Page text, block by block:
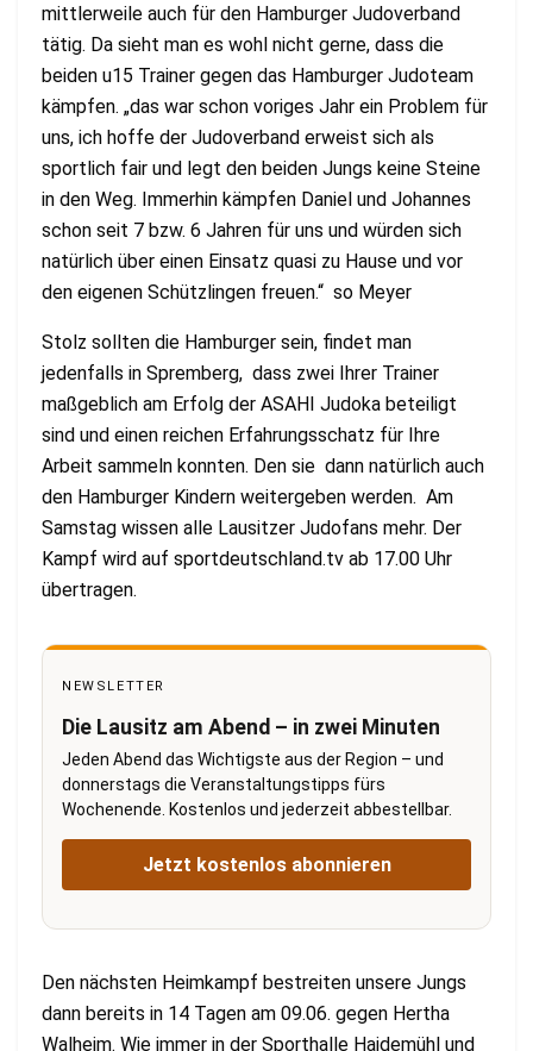
mittlerweile auch für den Hamburger Judoverband
tätig. Da sieht man es wohl nicht gerne, dass die
beiden u15 Trainer gegen das Hamburger Judoteam
kämpfen. „das war schon voriges Jahr ein Problem für
uns, ich hoffe der Judoverband erweist sich als
sportlich fair und legt den beiden Jungs keine Steine
in den Weg. Immerhin kämpfen Daniel und Johannes
schon seit 7 bzw. 6 Jahren für uns und würden sich
natürlich über einen Einsatz quasi zu Hause und vor
den eigenen Schützlingen freuen.“ so Meyer
Stolz sollten die Hamburger sein, findet man
jedenfalls in Spremberg, dass zwei Ihrer Trainer
maßgeblich am Erfolg der ASAHI Judoka beteiligt
sind und einen reichen Erfahrungsschatz für Ihre
Arbeit sammeln konnten. Den sie dann natürlich auch
den Hamburger Kindern weitergeben werden. Am
Samstag wissen alle Lausitzer Judofans mehr. Der
Kampf wird auf sportdeutschland.tv ab 17.00 Uhr
übertragen.
NEWSLETTER
Die Lausitz am Abend – in zwei Minuten
Jeden Abend das Wichtigste aus der Region – und
donnerstags die Veranstaltungstipps fürs
Wochenende. Kostenlos und jederzeit abbestellbar.
Jetzt kostenlos abonnieren
Den nächsten Heimkampf bestreiten unsere Jungs
dann bereits in 14 Tagen am 09.06. gegen Hertha
Walheim. Wie immer in der Sporthalle Haidemühl und